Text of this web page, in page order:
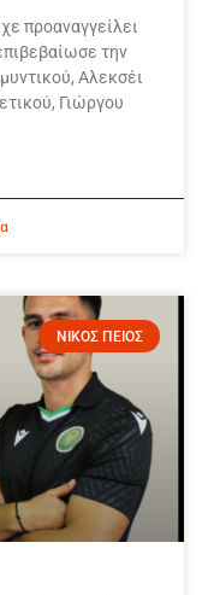
προαναγγείλει
την
Αλεκσέι
Γιώργου
ΝΙΚΟΣ ΠΕΙΟΣ